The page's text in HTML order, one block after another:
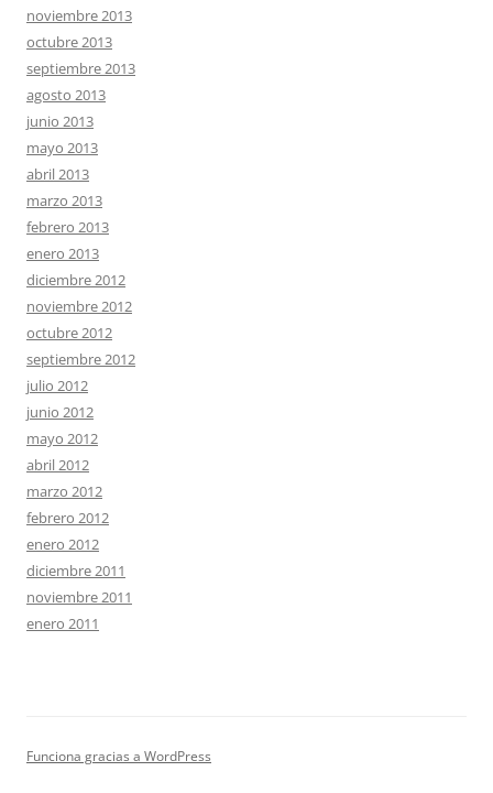
noviembre 2013
octubre 2013
septiembre 2013
agosto 2013
junio 2013
mayo 2013
abril 2013
marzo 2013
febrero 2013
enero 2013
diciembre 2012
noviembre 2012
octubre 2012
septiembre 2012
julio 2012
junio 2012
mayo 2012
abril 2012
marzo 2012
febrero 2012
enero 2012
diciembre 2011
noviembre 2011
enero 2011
Funciona gracias a WordPress